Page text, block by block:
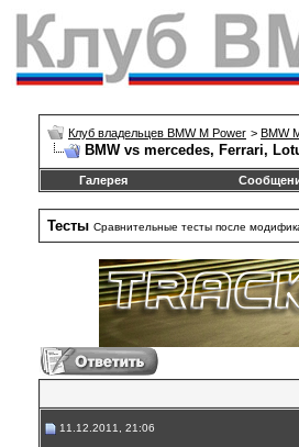
Клуб владельцев BMW M Power > BMW
BMW vs mercedes, Ferrari,
Галерея
Тесты Сравнительные тесты после
11.12.2011, 21:06